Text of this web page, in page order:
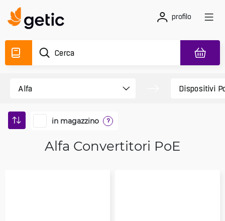
profilo
in magazzino ?
Alfa Convertitori PoE